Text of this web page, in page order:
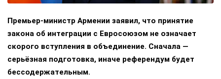
Премьер-министр Армении заявил, что принятие
закона об интеграции с Евросоюзом не означает
скорого вступления в объединение. Сначала —
серьёзная подготовка, иначе референдум будет
бессодержательным.